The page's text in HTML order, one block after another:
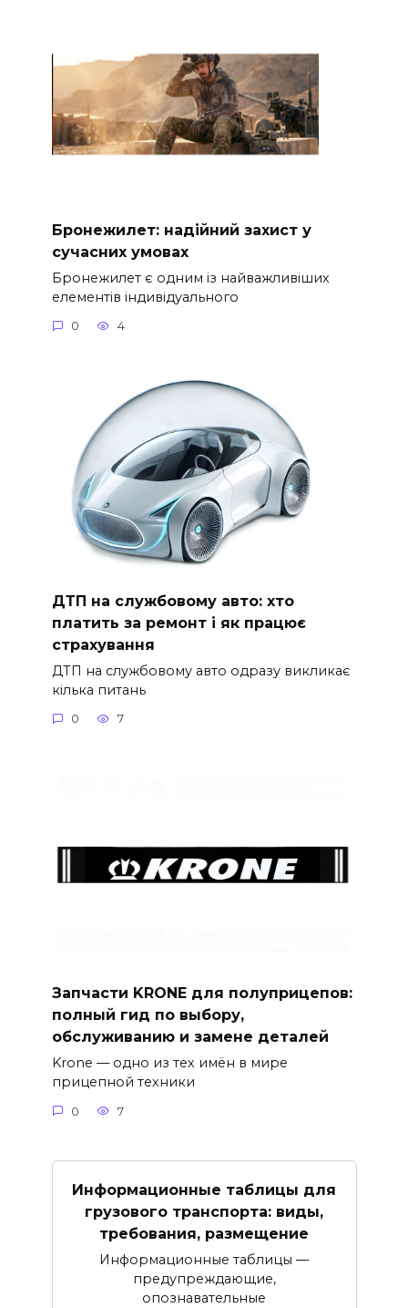
Бронежилет: надійний захист у
сучасних умовах
Бронежилет є одним із найважливіших
елементів індивідуального
0 4
ДТП на службовому авто: хто
платить за ремонт і як працює
страхування
ДТП на службовому авто одразу викликає
кілька питань
0 7
Запчасти KRONE для полуприцепов:
полный гид по выбору,
обслуживанию и замене деталей
Krone — одно из тех имён в мире
прицепной техники
0 7
Информационные таблицы для
грузового транспорта: виды,
требования, размещение
Информационные таблицы —
предупреждающие,
опознавательные